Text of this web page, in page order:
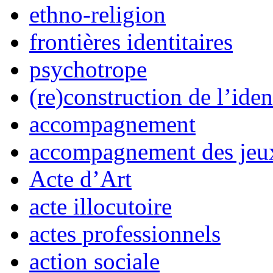
ethno-religion
frontières identitaires
psychotrope
(re)construction de
accompagnement
accompagnement des
Acte d’Art
acte illocutoire
actes professionnels
action sociale